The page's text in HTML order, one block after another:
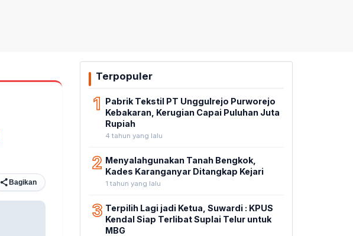
Bagikan
Terpopuler
1 Pabrik Tekstil PT Unggulrejo Purworejo
Kebakaran, Kerugian Capai Puluhan Juta
Rupiah
4 tahun yang lalu
2 Menyalahgunakan Tanah Bengkok,
Kades Karanganyar Ditangkap Kejari
1 tahun yang lalu
3 Terpilih Lagi jadi Ketua, Suwardi : KPUS
Kendal Siap Terlibat Suplai Telur untuk
MBG